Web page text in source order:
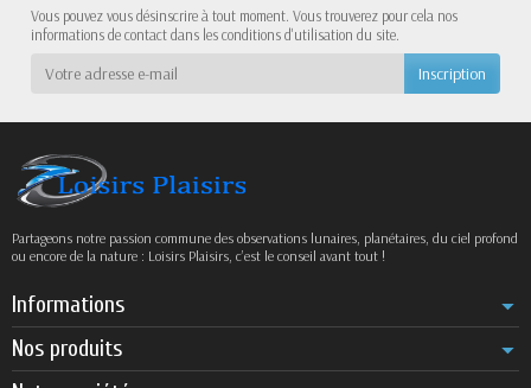
Vous pouvez vous désinscrire à tout moment. Vous trouverez pour cela nos
informations de contact dans les conditions d'utilisation du site.
Partageons notre passion commune des observations lunaires, planétaires, du ciel profond
ou encore de la nature : Loisirs Plaisirs, c’est le conseil avant tout !
Informations
Nos produits